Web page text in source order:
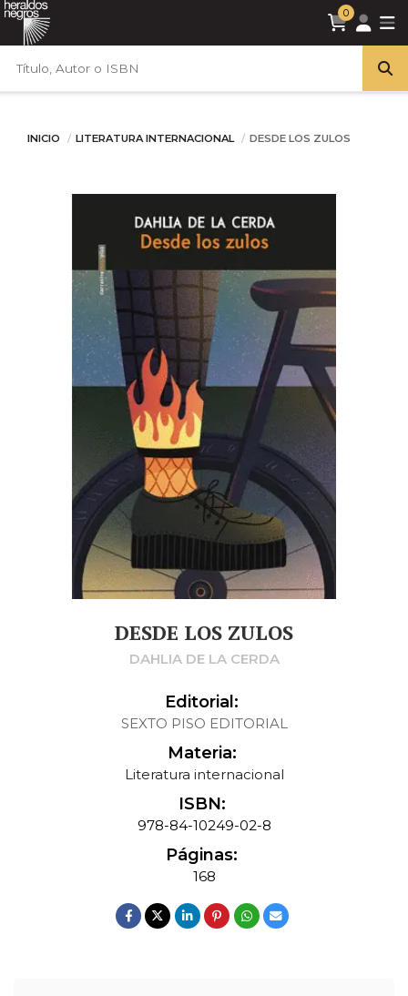
0
INICIO LITERATURA INTERNACIONAL DESDE LOS ZULOS
DESDE LOS ZULOS
DAHLIA DE LA CERDA
Editorial:
SEXTO PISO EDITORIAL
Materia:
Literatura internacional
ISBN:
978-84-10249-02-8
Páginas:
168